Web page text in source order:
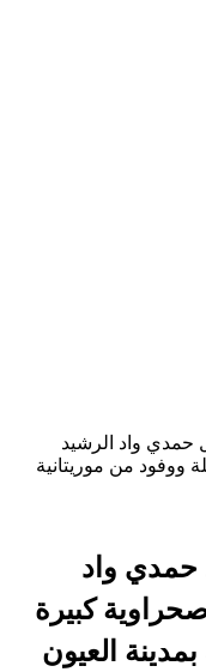
حمدي واد الرشيد
ووفود من موريتانية
حمدي واد
كبيرة
العيون